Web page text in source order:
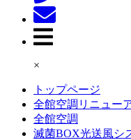
×
トップページ
全館空調リニュー
全館空調
滅菌BOX光送風シ